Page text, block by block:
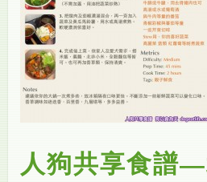
人狗共享食譜